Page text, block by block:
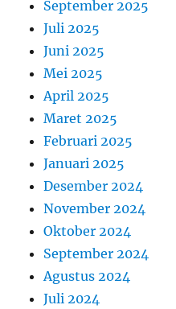
September 2025
Juli 2025
Juni 2025
Mei 2025
April 2025
Maret 2025
Februari 2025
Januari 2025
Desember 2024
November 2024
Oktober 2024
September 2024
Agustus 2024
Juli 2024